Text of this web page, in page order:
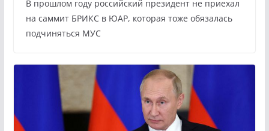
В прошлом году российский президент не приехал
на саммит БРИКС в ЮАР, которая тоже обязалась
подчиняться МУС